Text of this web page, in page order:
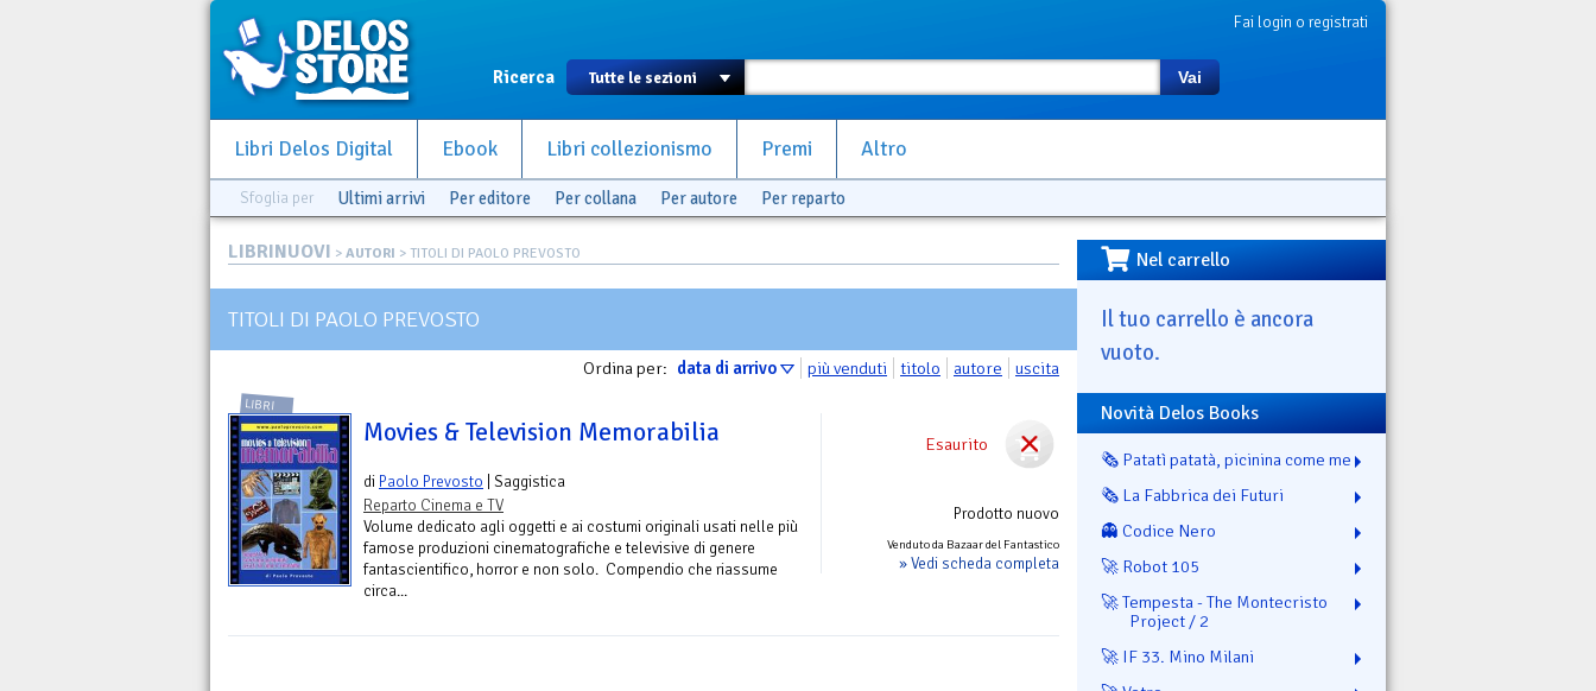
Fai login o registrati
Ricerca Vai
Libri Delos Digital Ebook Libri collezionismo Premi Altro
Sfoglia per Ultimi arrivi Per editore Per collana Per autore Per reparto
LIBRINUOVI > AUTORI > TITOLI DI PAOLO PREVOSTO
TITOLI DI PAOLO PREVOSTO
Ordina per: data di arrivo più venduti titolo autore uscita
Esaurito
Prodotto nuovo
Venduto da Bazaar del Fantastico
» Vedi scheda completa
LIBRI
Movies & Television Memorabilia
di Paolo Prevosto | Saggistica
Reparto Cinema e TV
Volume dedicato agli oggetti e ai costumi originali usati nelle più
famose produzioni cinematografiche e televisive di genere
fantascientifico, horror e non solo. Compendio che riassume
circa...
Nel carrello
Il tuo carrello è ancora
vuoto.
Novità Delos Books
🗞️ Patatì patatà, picinina come me
🗞️ La Fabbrica dei Futuri
👻 Codice Nero
🚀 Robot 105
🚀 Tempesta - The Montecristo
Project / 2
🚀 IF 33. Mino Milani